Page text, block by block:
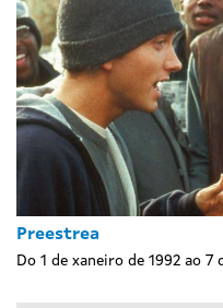
Preestrea
Do 1 de xaneiro de 1992 ao 7